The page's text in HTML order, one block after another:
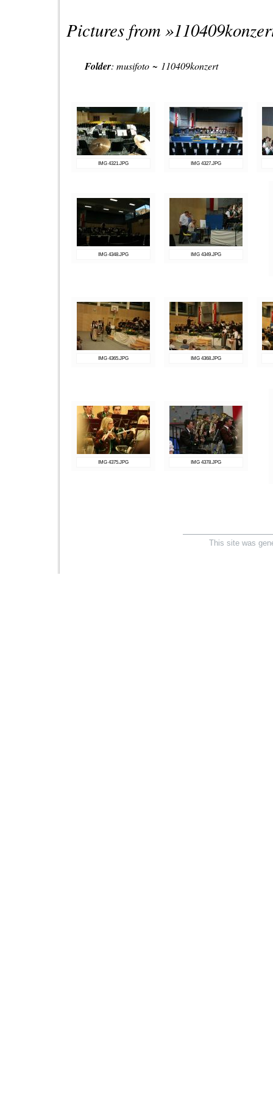
Pictures from »
Folder: musifoto ~ 110409konzert
IMG 4321.JPG IMG 4327.JPG
IMG 4348.JPG IMG 4349.JPG
IMG 4365.JPG IMG 4368.JPG
IMG 4375.JPG IMG 4378.JPG
This site was